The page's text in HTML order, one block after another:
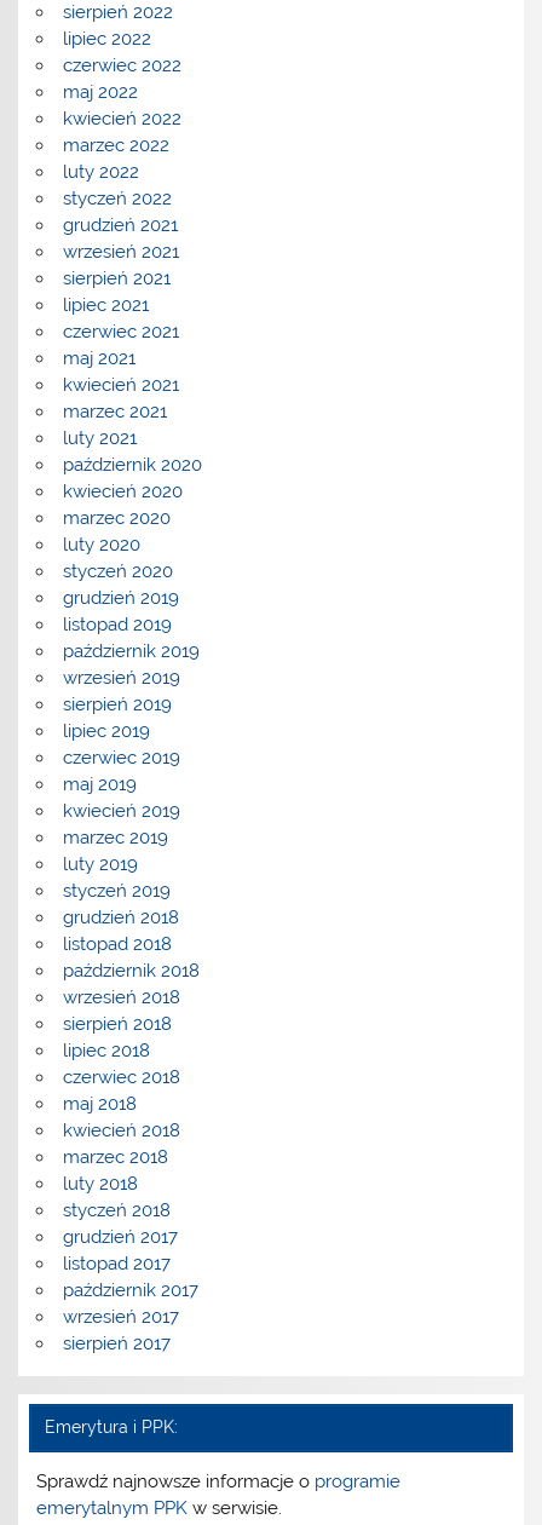
sierpień 2022
lipiec 2022
czerwiec 2022
maj 2022
kwiecień 2022
marzec 2022
luty 2022
styczeń 2022
grudzień 2021
wrzesień 2021
sierpień 2021
lipiec 2021
czerwiec 2021
maj 2021
kwiecień 2021
marzec 2021
luty 2021
październik 2020
kwiecień 2020
marzec 2020
luty 2020
styczeń 2020
grudzień 2019
listopad 2019
październik 2019
wrzesień 2019
sierpień 2019
lipiec 2019
czerwiec 2019
maj 2019
kwiecień 2019
marzec 2019
luty 2019
styczeń 2019
grudzień 2018
listopad 2018
październik 2018
wrzesień 2018
sierpień 2018
lipiec 2018
czerwiec 2018
maj 2018
kwiecień 2018
marzec 2018
luty 2018
styczeń 2018
grudzień 2017
listopad 2017
październik 2017
wrzesień 2017
sierpień 2017
Emerytura i PPK:
Sprawdź najnowsze informacje o programie
emerytalnym PPK w serwisie.